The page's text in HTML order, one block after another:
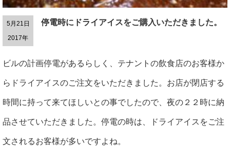
5月21日
2017年
停電時にドライアイスをご購入いただきました。
ビルの計画停電があるらしく、テナントの飲食店のお客様か
らドライアイスのご注文をいただきました。お店が閉店する
時間に持って来てほしいとの事でしたので、夜の２２時に納
品させていただきました。停電の時は、ドライアイスをご注
文されるお客様が多いですよね。